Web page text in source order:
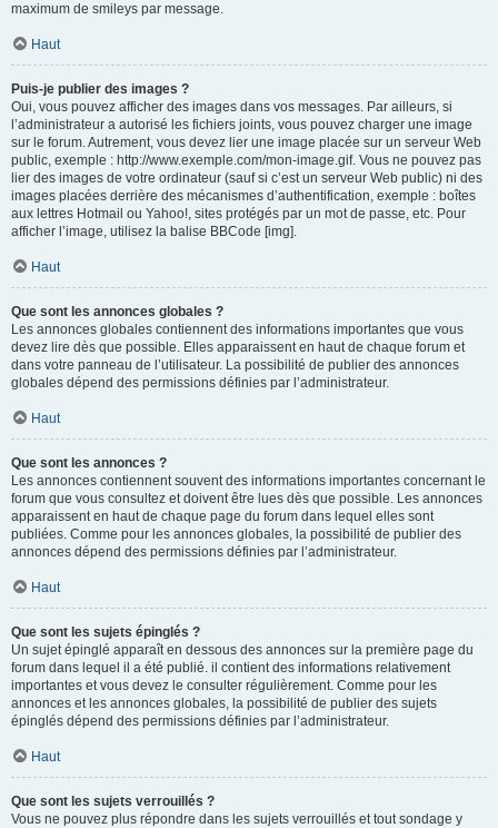
maximum de smileys par message.
Haut
Puis-je publier des images ?
Oui, vous pouvez afficher des images dans vos messages. Par ailleurs, si
l’administrateur a autorisé les fichiers joints, vous pouvez charger une image
sur le forum. Autrement, vous devez lier une image placée sur un serveur Web
public, exemple : http://www.exemple.com/mon-image.gif. Vous ne pouvez pas
lier des images de votre ordinateur (sauf si c’est un serveur Web public) ni des
images placées derrière des mécanismes d’authentification, exemple : boîtes
aux lettres Hotmail ou Yahoo!, sites protégés par un mot de passe, etc. Pour
afficher l’image, utilisez la balise BBCode [img].
Haut
Que sont les annonces globales ?
Les annonces globales contiennent des informations importantes que vous
devez lire dès que possible. Elles apparaissent en haut de chaque forum et
dans votre panneau de l’utilisateur. La possibilité de publier des annonces
globales dépend des permissions définies par l’administrateur.
Haut
Que sont les annonces ?
Les annonces contiennent souvent des informations importantes concernant le
forum que vous consultez et doivent être lues dès que possible. Les annonces
apparaissent en haut de chaque page du forum dans lequel elles sont
publiées. Comme pour les annonces globales, la possibilité de publier des
annonces dépend des permissions définies par l’administrateur.
Haut
Que sont les sujets épinglés ?
Un sujet épinglé apparaît en dessous des annonces sur la première page du
forum dans lequel il a été publié. il contient des informations relativement
importantes et vous devez le consulter régulièrement. Comme pour les
annonces et les annonces globales, la possibilité de publier des sujets
épinglés dépend des permissions définies par l’administrateur.
Haut
Que sont les sujets verrouillés ?
Vous ne pouvez plus répondre dans les sujets verrouillés et tout sondage y